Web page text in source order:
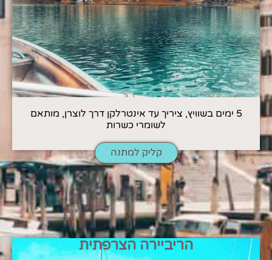
5 ימים בשוויץ, ציריך עד אינטרלקן דרך לוצרן, מותאם
לשומרי כשרות
קליק למתנה
הריביירה הצרפתית